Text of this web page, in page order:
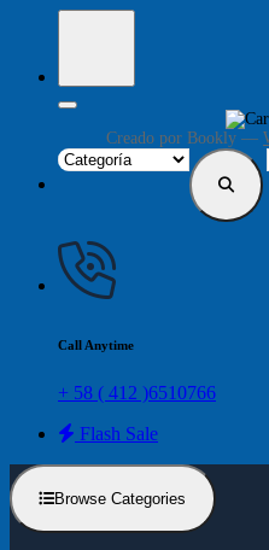
Creado por Bookly —
Call Anytime
+ 58 ( 412 )6510766
Flash Sale
Browse Categories